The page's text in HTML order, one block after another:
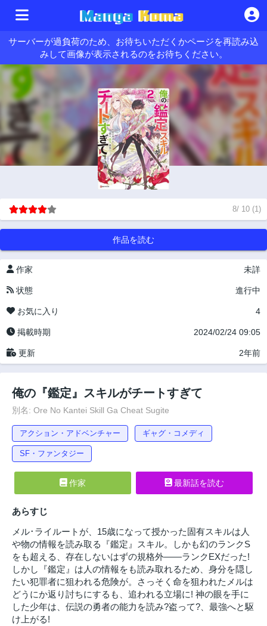
サーバーが過負荷のため、お待ちいただくかページを再読み込
みして画像が表示されるのをお待ちください。
8/ 10 (1)
作品を読む
作家 未詳
状態 進行中
お気に入り 4
掲載時期 2024/02/24 09:05
更新 2年前
俺の『鑑定』スキルがチートすぎて
別名: Ore No Kantei Skill Ga Cheat Sugite
アクション・アドベンチャー ギャグ・コメディ
SF・ファンタジー
作家 最新話を読む
あらすじ
メル･ライルートが、15歳になって授かった固有スキルは人
や物の情報を読み取る『鑑定』スキル。しかも幻のランクS
をも超える、存在しないはずの規格外――ランクEXだった!
しかし『鑑定』は人の情報をも読み取れるため、身分を隠し
たい犯罪者に狙われる危険が。さっそく命を狙われたメルは
どうにか返り討ちにするも、追われる立場に! 神の眼を手に
した少年は、伝説の勇者の能力を読み?盗って?、最強へと駆
け上がる!